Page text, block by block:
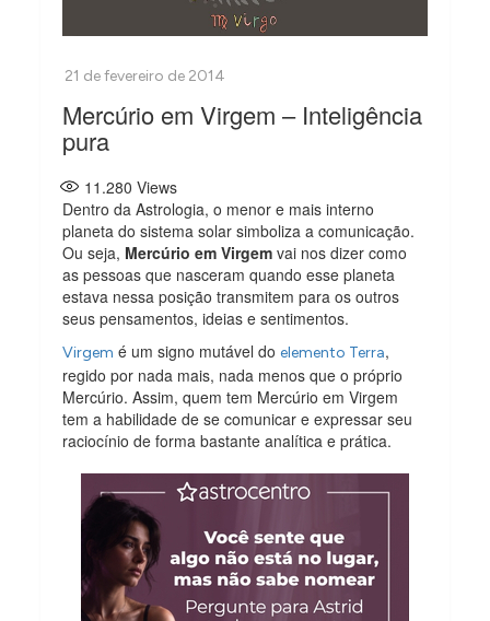
Mercúrio em Virgem – Inteligência
pura
11.280 Views
Dentro da Astrologia, o menor e mais interno
planeta do sistema solar simboliza a comunicação.
Ou seja, Mercúrio em Virgem vai nos dizer como
as pessoas que nasceram quando esse planeta
estava nessa posição transmitem para os outros
seus pensamentos, ideias e sentimentos.
Virgem é um signo mutável doelemento Terra,
regido por nada mais, nada menos que o próprio
Mercúrio. Assim, quem tem Mercúrio em Virgem
tem a habilidade de se comunicar e expressar seu
raciocínio de forma bastante analítica e prática.